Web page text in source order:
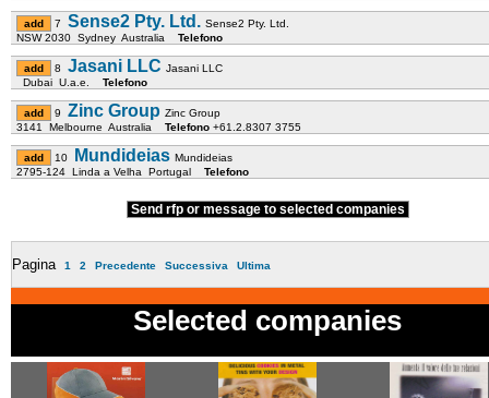
7 Sense2 Pty. Ltd. Sense2 Pty. Ltd.
NSW 2030 Sydney Australia Telefono
8 Jasani LLC Jasani LLC
Dubai U.a.e. Telefono
9 Zinc Group Zinc Group
3141 Melbourne Australia Telefono +61.2.8307 3755
10 Mundideias Mundideias
2795-124 Linda a Velha Portugal Telefono
Send rfp or message to selected companies
Pagina 1 2 Precedente Successiva Ultima
Selected companies